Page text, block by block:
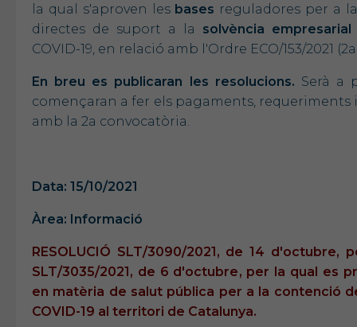
la qual s'aproven les bases reguladores per a
directes de suport a la solvència empresarial
COVID-19, en relació amb l'Ordre ECO/153/2021
En breu es publicaran les resolucions. Serà a
començaran a fer els pagaments,
amb la 2a convocatòria.
Data: 15/10/2021
Àrea: Informació
RESOLUCIÓ SLT/3090/2021, de 14
SLT/3035/2021, de 6 d'octubre, per la qual es
en matèria de salut pública per a la contenció
COVID-19 al territori de Catalunya.